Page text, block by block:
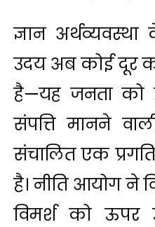
ज्ञान
उदय अब कोई दूर
है—यह जनता को
संपत्ति मानने
संचालित एक
है। नीति आयोग ने
विमर्श को ऊपर